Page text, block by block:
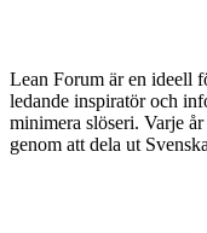
Lean Forum är en ideell
ledande inspiratör och
minimera slöseri. Varje
genom att dela ut